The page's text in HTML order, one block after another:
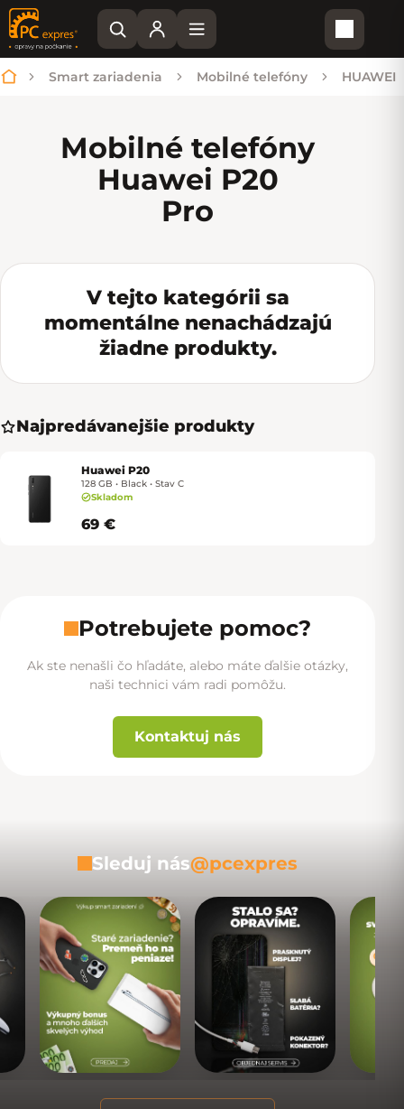
Domov
Smart zariadenia Mobilné telefóny HUAWEI
Mobilné telefóny
Huawei P20
Pro
V tejto kategórii sa
momentálne nenachádzajú
žiadne produkty.
Najpredávanejšie produkty
Huawei P20
128 GB • Black • Stav C
Skladom
69 €
Potrebujete pomoc?
Ak ste nenašli čo hľadáte, alebo máte ďalšie otázky,
naši technici vám radi pomôžu.
Kontaktuj nás
Sleduj nás@pcexpres